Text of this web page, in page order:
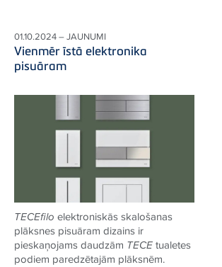
01.10.2024 – JAUNUMI
Vienmēr īstā elektronika
pisuāram
TECEfilo elektroniskās skalošanas
plāksnes pisuāram dizains ir
pieskaņojams daudzām TECEtualetes
podiem paredzētajām plāksnēm.